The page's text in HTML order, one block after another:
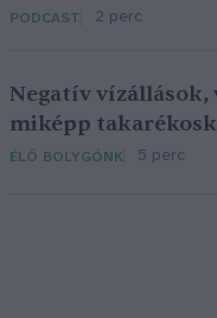
PODCAST 2 perc
Negatív
miképp
ÉLŐ BOLYGÓNK 5 perc